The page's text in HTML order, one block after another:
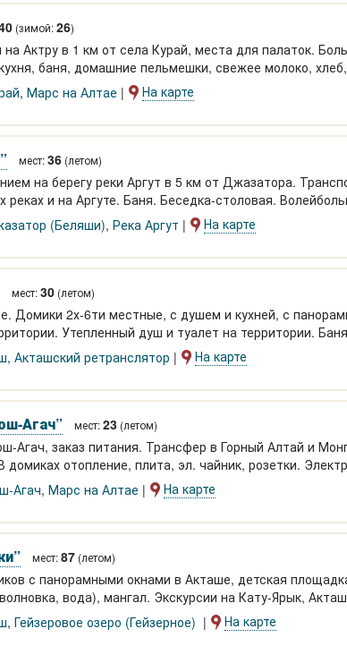
(зимой:26)
Актру в 1 км от села Курай, места для палаток.
баня, домашние пельмешки, свежее молоко,
860-2000 р.
, Марс на Алтае На карте
мест:36 (летом)
на берегу реки Аргут в 5 км от Джазатора.
реках и на Аргуте. Баня. Беседка-столовая.
(Беляши), Река Аргут На карте
мест:30 (летом)
Домики 2х-6ти местные, с душем и кухней, с
Утепленный душ и туалет на территории.
, Акташский ретранслятор На карте
Агач” мест:23 (летом)
Агач, заказ питания. Трансфер в Горный Алтай и
домиках отопление, плита, эл. чайник, розетки.
на кумысную ферму и др.
Агач, Марс на Алтае На карте
мест:87 (летом)
с панорамными окнами в Акташе, детская
вода), мангал. Экскурсии на Кату-Ярык,
, Гейзеровое озеро (Гейзерное) На карте